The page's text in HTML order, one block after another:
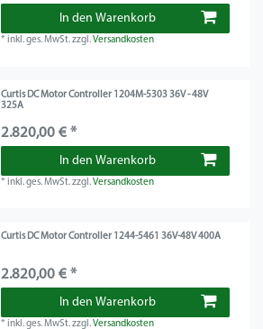
In den Warenkorb
*inkl. ges. MwSt.zzgl.Versandkosten
Curtis DC Motor Controller 1204M-5303 36V - 48V
325A
2.820,00 € *
In den Warenkorb
*inkl. ges. MwSt.zzgl.Versandkosten
Curtis DC Motor Controller 1244-5461 36V-48V 400A
2.820,00 € *
In den Warenkorb
*inkl. ges. MwSt.zzgl.Versandkosten